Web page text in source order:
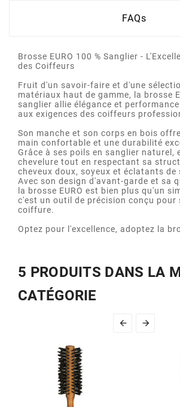
FAQs
Brosse EURO 100 % Sanglier -
des Coiffeurs
Fruit d'un savoir-faire et d'une
matériaux haut de gamme, la brosse
sanglier allie élégance et
aux exigences des coiffeurs
Son manche et son corps en bois
main confortable et une durabilité
Grâce à ses poils en sanglier naturel,
chevelure tout en respectant sa
cheveux doux, soyeux et éclatants de
Avec son design d'avant-garde et sa
la brosse EURO est bien plus qu'un
c'est un outil de précision conçu pour
coiffure.
Optez pour l'excellence, adoptez la
5 PRODUITS DANS LA
CATÉGORIE
 